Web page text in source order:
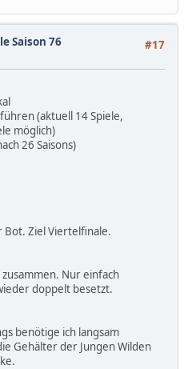
#17
Saison 76
(aktuell 14 Spiele,
möglich)
26 Saisons)
Bot. Ziel Viertelfinale.
Nur einfach
doppelt besetzt.
benötige ich langsam
Gehälter der Jungen Wilden